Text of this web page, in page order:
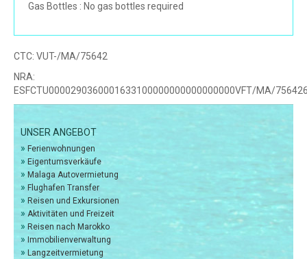
Gas Bottles : No gas bottles required
CTC: VUT-/MA/75642
NRA:
ESFCTU0000290360001633100000000000000000VFT/MA/
UNSER ANGEBOT
» Ferienwohnungen
» Eigentumsverkäufe
» Malaga Autovermietung
» Flughafen Transfer
» Reisen und Exkursionen
» Aktivitäten und Freizeit
» Reisen nach Marokko
» Immobilienverwaltung
» Langzeitvermietung